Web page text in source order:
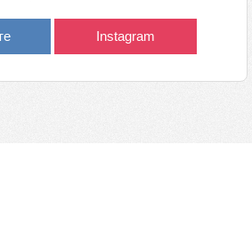
Instagram